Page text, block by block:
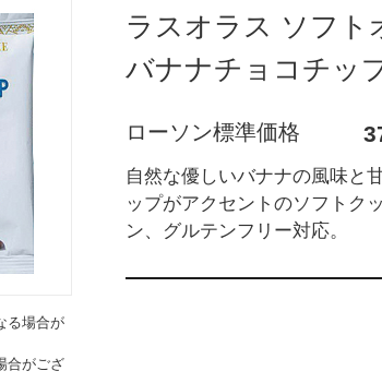
ラスオラス ソフト
バナナチョコチッ
ローソン標準価格
自然な優しいバナナの風味と
ップがアクセントのソフトク
ン、グルテンフリー対応。
る場合が
合がござ